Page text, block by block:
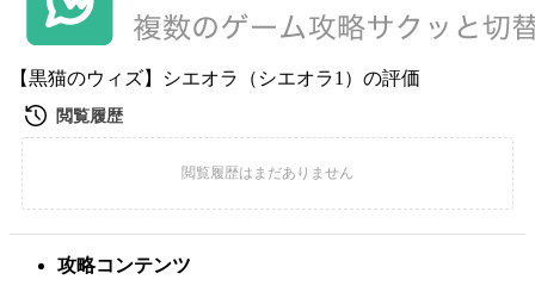
【黒猫のウィズ】シエオラ（シエオラ1）の評価
攻略コンテンツ